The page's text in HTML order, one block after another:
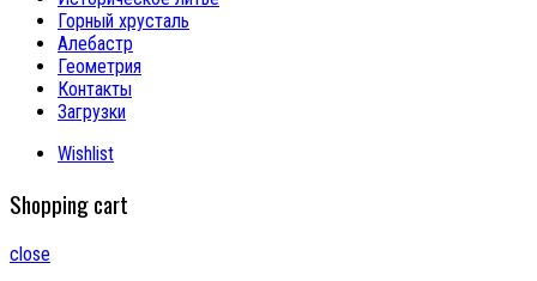
Горный хрусталь
Алебастр
Геометрия
Контакты
Загрузки
Wishlist
Shopping cart
close